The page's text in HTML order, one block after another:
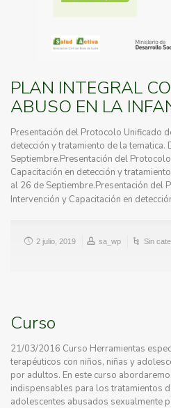
PLAN INTEGRAL
ABUSO EN LA
Presentación del Protocolo Unificado
detección y tratamiento de la tematica.
Septiembre.Presentación del
Capacitación en detección y
al 26 de Septiembre.Presentación del
Intervención y Capacitación en
2 julio, 2019 sa_wp Sin
Curso
21/03/2016 Curso Herramientas
terapéuticos con niños, niñas y
por adultos. En este curso
indispensables para los tratamientos
adolescentes abusados sexualmente